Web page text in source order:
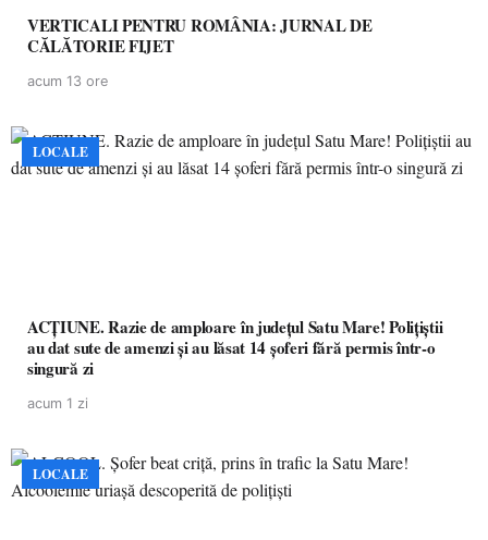
VERTICALI PENTRU ROMÂNIA: JURNAL DE
CĂLĂTORIE FIJET
acum 13 ore
LOCALE
ACȚIUNE. Razie de amploare în județul Satu Mare! Polițiștii
au dat sute de amenzi și au lăsat 14 șoferi fără permis într-o
singură zi
acum 1 zi
LOCALE